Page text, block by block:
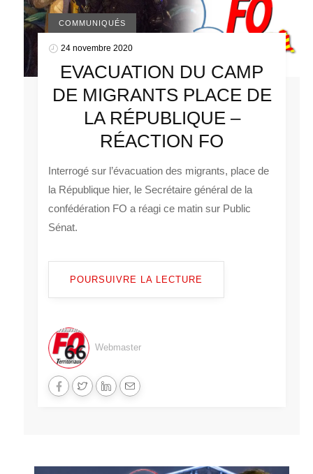
COMMUNIQUÉS
24 novembre 2020
EVACUATION DU CAMP
DE MIGRANTS PLACE DE
LA RÉPUBLIQUE –
RÉACTION FO
Interrogé sur l’évacuation des migrants, place de
la République hier, le Secrétaire général de la
confédération FO a réagi ce matin sur Public
Sénat.
POURSUIVRE LA LECTURE
Webmaster